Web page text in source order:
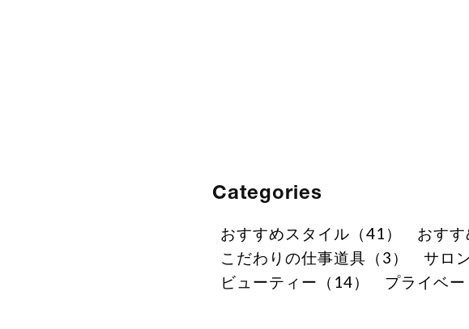
Categories
おすすめスタイル（41） おすす
こだわりの仕事道具（3）
サロ
ビューティー（14）
プライベー